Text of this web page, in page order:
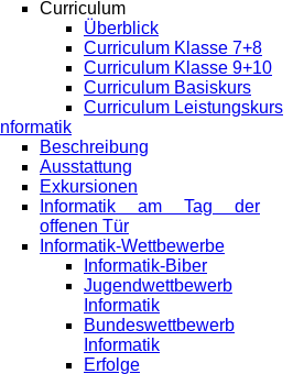
Curriculum
Überblick
Curriculum Klasse 7+8
Curriculum Klasse 9+10
Curriculum Basiskurs
Curriculum Leistungskurs
Informatik
Beschreibung
Ausstattung
Exkursionen
Informatik am Tag der
offenen Tür
Informatik-Wettbewerbe
Informatik-Biber
Jugendwettbewerb
Informatik
Bundeswettbewerb
Informatik
Erfolge